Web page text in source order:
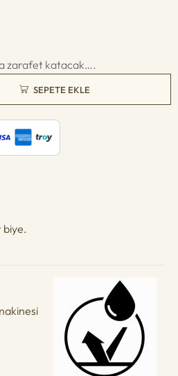
zarafet katacak….
SEPETE EKLE
biye.